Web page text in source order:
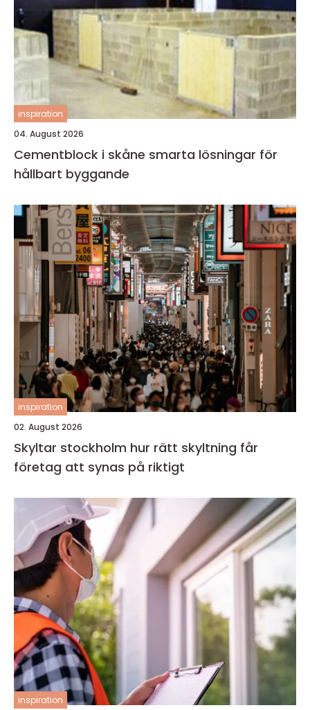
inspiration
04. August 2026
Cementblock i skåne smarta lösningar för
hållbart byggande
inspiration
02. August 2026
Skyltar stockholm hur rätt skyltning får
företag att synas på riktigt
inspiration